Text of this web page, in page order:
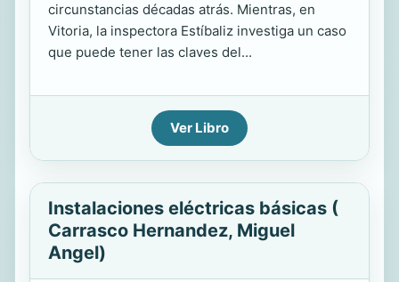
circunstancias décadas atrás. Mientras, en
Vitoria, la inspectora Estíbaliz investiga un caso
que puede tener las claves del...
Ver Libro
Instalaciones eléctricas básicas (
Carrasco Hernandez, Miguel
Angel)